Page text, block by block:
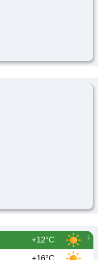
+12°C